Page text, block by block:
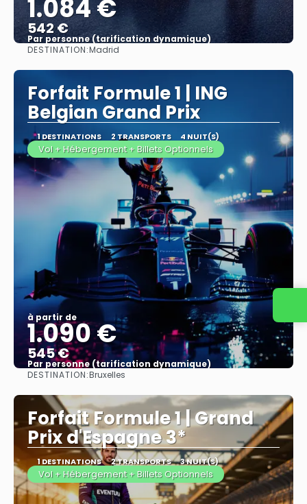
1.084 €
542 €
Par personne (tarification dynamique)
DESTINATION:Madrid
Forfait Formule 1 | ING
Belgian Grand Prix
1 DESTINATIONS 2 TRANSPORTS 4 NUIT(S)
Vol + Hébergement + Billets Optionnels
à partir de
1.090 €
545 €
Par personne (tarification dynamique)
DESTINATION:Bruxelles
Forfait Formule 1 | Grand
Prix d'Espagne 3*
1 DESTINATIONS 2 TRANSPORTS 3 NUIT(S)
Vol + Hébergement + Billets Optionnels